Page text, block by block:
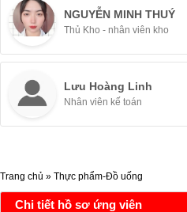
NGUYỄN MINH THUÝ
Thủ Kho - nhân viên kho
Lưu Hoàng Linh
Nhân viên kế toán
Trang chủ » Thực phẩm-Đồ uống
Chi tiết hồ sơ ứng viên